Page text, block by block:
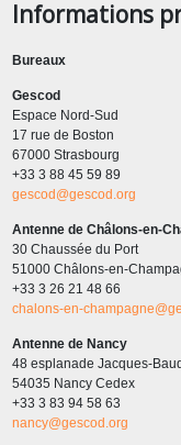
Informations
Bureaux
Gescod
Espace Nord-Sud
17 rue de Boston
67000 Strasbourg
+33 3 88 45 59 89
gescod@gescod.org
Antenne de Châlons-en-
30 Chaussée du Port
51000 Châlons-en-
+33 3 26 21 48 66
chalons-en-
Antenne de Nancy
48 esplanade Jacques-
54035 Nancy Cedex
+33 3 83 94 58 63
nancy@gescod.org